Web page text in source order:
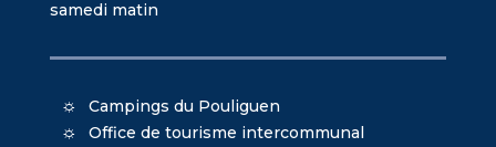
samedi matin
Campings du Pouliguen
Office de tourisme intercommunal